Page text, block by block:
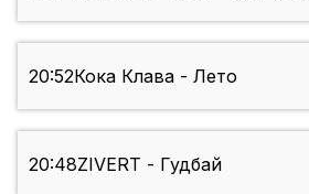
20:52Кока Клава - Лето
20:48ZIVERT - Гудбай